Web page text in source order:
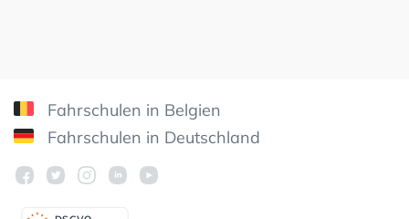
Fahrschulen in Belgien
Fahrschulen in Deutschland